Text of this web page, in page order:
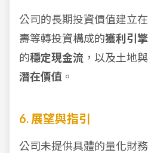
公司的長期投資價值建立
壽等轉投資構成的獲利引擎
的穩定現金流 ，以及土地
潛在價值 。
6. 展望與指引
公司未提供具體的量化財